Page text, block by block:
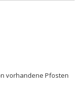
vorhandene Pfosten